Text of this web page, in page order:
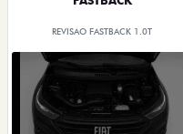
REVISAO FASTBACK 1.0T